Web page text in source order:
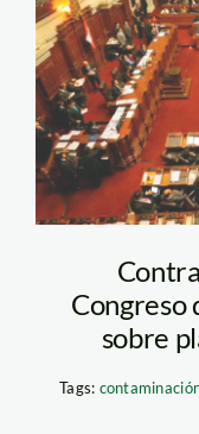
Congreso
sobre
Tags: